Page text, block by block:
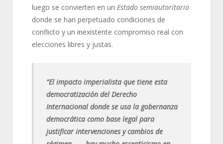
luego se convierten en un Estado semiautoritario
donde se han perpetuado condiciones de
conflicto y un inexistente compromiso real con
elecciones libres y justas.
“El impacto imperialista que tiene esta
democratización del Derecho
Internacional donde se usa la gobernanza
democrática como base legal para
justificar intervenciones y cambios de